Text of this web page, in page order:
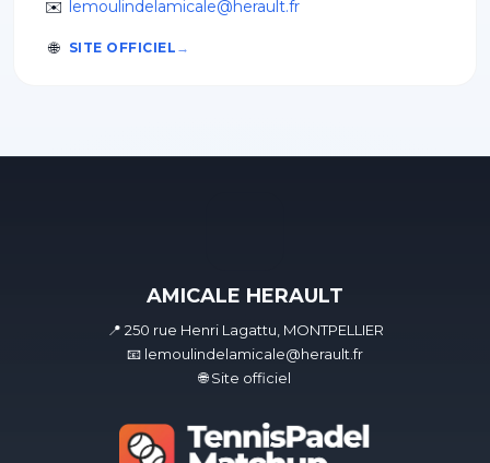
✉️ lemoulindelamicale@herault.fr
🌐 SITE OFFICIEL
AMICALE HERAULT
📍 250 rue Henri Lagattu, MONTPELLIER
📧 lemoulindelamicale@herault.fr
🌐 Site officiel